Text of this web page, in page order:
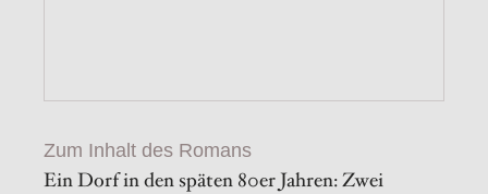
Zum Inhalt des Romans
Ein Dorf in den späten 80er Jahren: Zwei